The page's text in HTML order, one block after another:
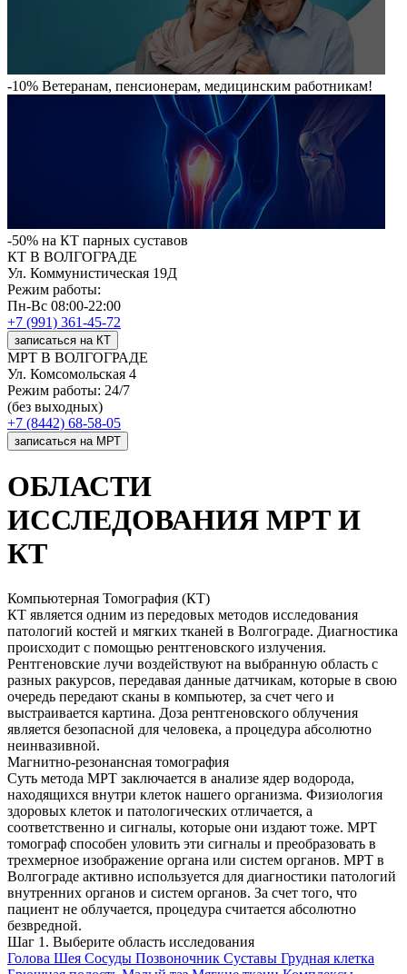
-10% Ветеранам, пенсионерам, медицинским работникам!
-50% на КТ парных суставов
КТ В ВОЛГОГРАДЕ
Ул. Коммунистическая 19Д
Режим работы:
Пн-Вс 08:00-22:00
+7 (991) 361-45-72
записаться на КТ
МРТ В ВОЛГОГРАДЕ
Ул. Комсомольская 4
Режим работы: 24/7
(без выходных)
+7 (8442) 68-58-05
записаться на МРТ
ОБЛАСТИ
ИССЛЕДОВАНИЯ МРТ И
КТ
Компьютерная Томография (КТ)
КТ является одним из передовых методов исследования
патологий костей и мягких тканей в Волгограде. Диагностика
происходит с помощью рентгеновского излучения.
Рентгеновские лучи воздействуют на выбранную область с
разных ракурсов, передавая данные датчикам, которые в свою
очередь передают сканы в компьютер, за счет чего и
выстраивается картина. Доза рентгеновского облучения
является безопасной для человека, а процедура абсолютно
неинвазивной.
Магнитно-резонансная томография
Суть метода МРТ заключается в анализе ядер водорода,
находящихся внутри клеток нашего организма. Физиология
здоровых клеток и патологических отличается, а
соответственно и сигналы, которые они издают тоже. МРТ
томограф способен уловить эти сигналы и преобразовать в
трехмерное изображение органа или систем органов. МРТ в
Волгограде активно используется для диагностики патологий
внутренних органов и систем органов. За счет того, что
пациент не облучается, процедура считается абсолютно
безвредной.
Шаг 1. Выберите область исследования
Голова Шея Сосуды Позвоночник Суставы Грудная клетка